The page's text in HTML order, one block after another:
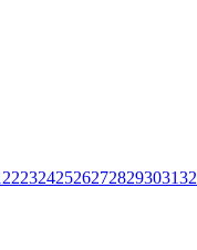
2223242526272829303132